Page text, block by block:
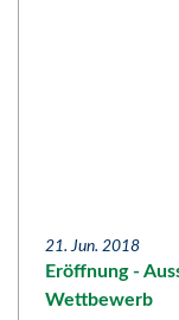
21. Jun. 2018
Eröffnung -
Wettbewerb